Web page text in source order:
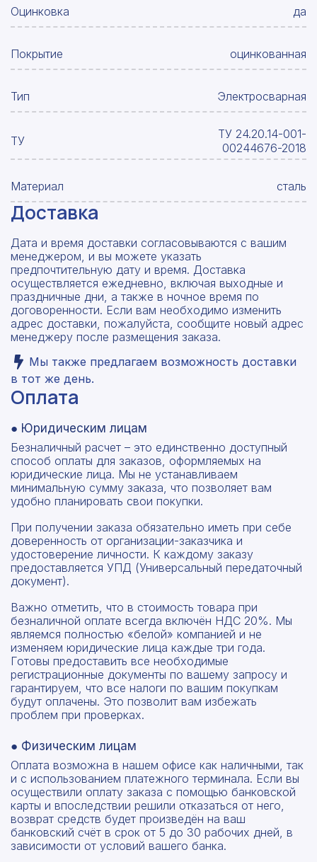
Оцинковка да
Покрытие оцинкованная
Тип Электросварная
ТУ
ТУ 24.20.14-001-
00244676-2018
Материал сталь
Доставка
Дата и время доставки согласовываются с вашим
менеджером, и вы можете указать
предпочтительную дату и время. Доставка
осуществляется ежедневно, включая выходные и
праздничные дни, а также в ночное время по
договоренности. Если вам необходимо изменить
адрес доставки, пожалуйста, сообщите новый адрес
менеджеру после размещения заказа.
Мы также предлагаем возможность доставки
в тот же день.
Оплата
● Юридическим лицам
Безналичный расчет – это единственно доступный
способ оплаты для заказов, оформляемых на
юридические лица. Мы не устанавливаем
минимальную сумму заказа, что позволяет вам
удобно планировать свои покупки.
При получении заказа обязательно иметь при себе
доверенность от организации-заказчика и
удостоверение личности. К каждому заказу
предоставляется УПД (Универсальный передаточный
документ).
Важно отметить, что в стоимость товара при
безналичной оплате всегда включён НДС 20%. Мы
являемся полностью «белой» компанией и не
изменяем юридические лица каждые три года.
Готовы предоставить все необходимые
регистрационные документы по вашему запросу и
гарантируем, что все налоги по вашим покупкам
будут оплачены. Это позволит вам избежать
проблем при проверках.
● Физическим лицам
Оплата возможна в нашем офисе как наличными, так
и с использованием платежного терминала. Если вы
осуществили оплату заказа с помощью банковской
карты и впоследствии решили отказаться от него,
возврат средств будет произведён на ваш
банковский счёт в срок от 5 до 30 рабочих дней, в
зависимости от условий вашего банка.
Рассчитать смету
Заполните форму ниже, чтобы получить
точный расчет сметы. Мы свяжемся с вами в
кратчайшие сроки.
Оставьте номер
телефона
Мы свяжемся с вами в ближайшее время!
Предоставим бесплатную консультацию по
нашим товарам и актуальным ценам на